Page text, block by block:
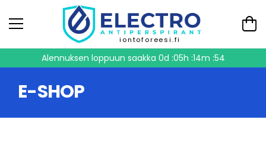
iontoforeesi.fi
Alennuksen loppuun saakka0d :05h :14m :53
E-SHOP